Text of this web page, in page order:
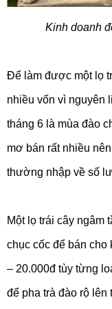
Kinh doanh
Để làm được một lọ
nhiều vốn vì nguyên
tháng 6 là mùa đào
mơ bán rất nhiều
thường nhập về số
Một lọ trái cây ngâm
chục cốc để bán
– 20.000đ tùy từng
để pha trà đào rộ